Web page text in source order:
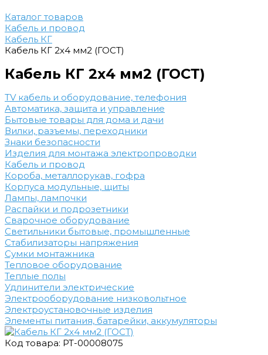
Каталог товаров
Кабель и провод
Кабель КГ
Кабель КГ 2х4 мм2 (ГОСТ)
Кабель КГ 2х4 мм2 (ГОСТ)
TV кабель и оборудование, телефония
Автоматика, защита и управление
Бытовые товары для дома и дачи
Вилки, разъемы, переходники
Знаки безопасности
Изделия для монтажа электропроводки
Кабель и провод
Короба, металлорукав, гофра
Корпуса модульные, щиты
Лампы, лампочки
Распайки и подрозетники
Сварочное оборудование
Светильники бытовые, промышленные
Стабилизаторы напряжения
Сумки монтажника
Тепловое оборудование
Теплые полы
Удлинители электрические
Электрооборудование низковольтное
Электроустановочные изделия
Элементы питания, батарейки, аккумуляторы
Код товара: РТ-00008075